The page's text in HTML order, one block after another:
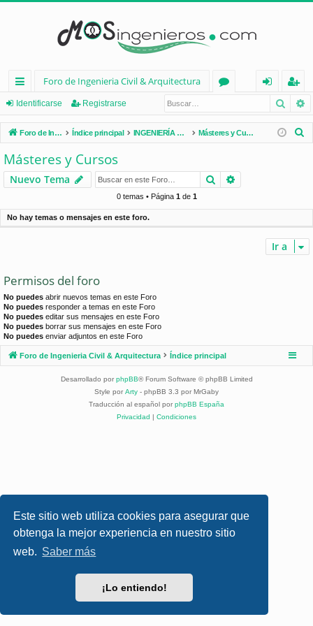
Este sitio web utiliza cookies para asegurar que
obtenga la mejor experiencia en nuestro sitio
web. Saber más
¡Lo entiendo!
nl
ac
es
rá
pi
d
Foro de Ingenieria Civil & Arquitectura
os
nt
ifi
e
eg
ist
ra
Identificarse Registrarse
Foro de Ingenieria Civil & Arquitectura Índice principal INGENIERÍA CIVIL (España) Másteres y Cursos
r
Másteres y Cursos
Nuevo Tema Buscar
0 temas • Página 1de 1
No hay temas o mensajes en este foro.
Ir a
Permisos del foro
No puedes abrir nuevos temas en este Foro
No puedes responder a temas en este Foro
No puedes editar sus mensajes en este Foro
No puedes borrar sus mensajes en este Foro
No puedes enviar adjuntos en este Foro
Foro de Ingenieria Civil & Arquitectura Índice principal
Desarrollado por phpBB® Forum Software © phpBB Limited
Style por Arty - phpBB 3.3 por MrGaby
Traducción al español por phpBB España
Privacidad | Condiciones